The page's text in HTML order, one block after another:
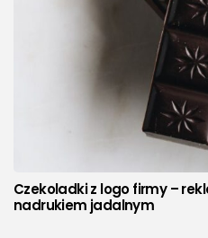
Czekoladki z logo firmy –
nadrukiem jadalnym